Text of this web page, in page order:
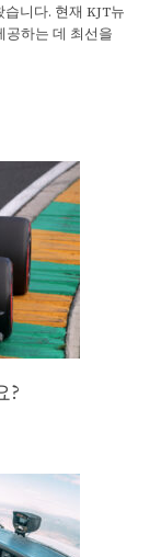
니다. 현재 KJT뉴
공하는 데 최선을
?